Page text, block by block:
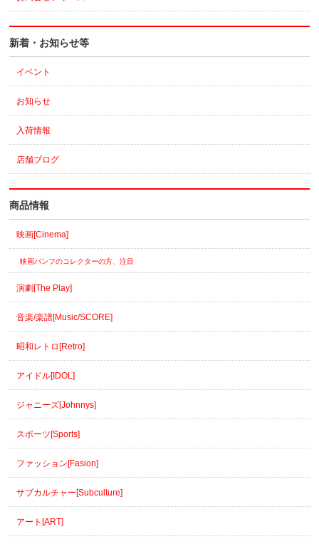
新着・お知らせ等
イベント
お知らせ
入荷情報
店舗ブログ
商品情報
映画[Cinema]
映画パンフのコレクターの方、注目
演劇[The Play]
音楽/楽譜[Music/SCORE]
昭和レトロ[Retro]
アイドル[IDOL]
ジャニーズ[Johnnys]
スポーツ[Sports]
ファッション[Fasion]
サブカルチャー[Subculture]
アート[ART]